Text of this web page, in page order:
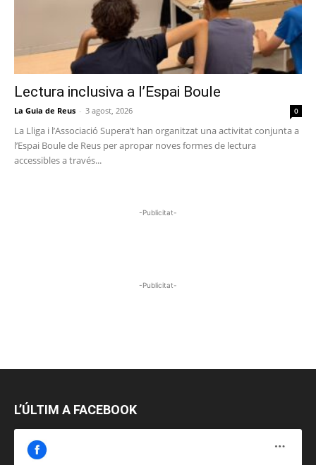
Lectura inclusiva a l’Espai Boule
La Guia de Reus - 3 agost, 2026 0
La Lliga i l’Associació Supera’t han organitzat una activitat conjunta a
l’Espai Boule de Reus per apropar noves formes de lectura
accessibles a través...
-Publicitat-
-Publicitat-
L’ÚLTIM A FACEBOOK